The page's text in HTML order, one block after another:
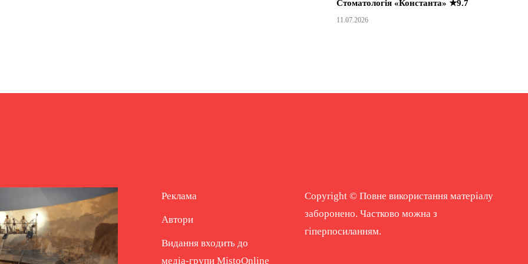
Стоматологія «Константа» ★9.7
11.07.2026
Реклама
Автори
Видання входить до
медіа-групи MistoOnline
Copyright © Повне використання матеріалу
заборонено. Частково можна з
гіперпосиланням.